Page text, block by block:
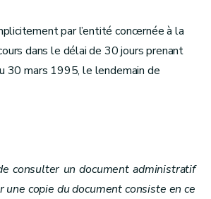
par l’entité concernée à la
dans le délai de 30 jours prenant
30 mars 1995, le lendemain de
consulter un document administratif
copie du document consiste en ce